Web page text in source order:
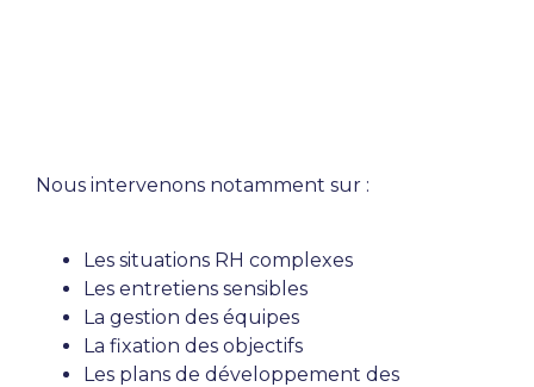
Nous intervenons notamment sur :
Les situations RH complexes
Les entretiens sensibles
La gestion des équipes
La fixation des objectifs
Les plans de développement des